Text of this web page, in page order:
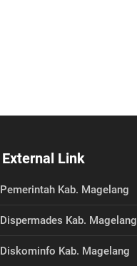
External Link
Pemerintah Kab. Magelang
Dispermades Kab. Magelang
Diskominfo Kab. Magelang